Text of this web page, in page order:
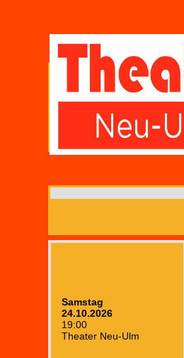
Samstag
24.10.2026
19:00
Theater Neu-Ulm